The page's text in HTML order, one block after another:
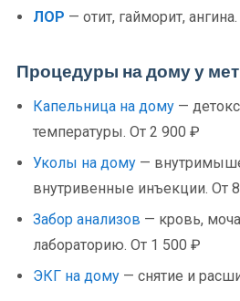
ЛОР — отит, гайморит,
Процедуры на дому у
Капельница на дому —
температуры. От 2 900 ₽
Уколы на дому —
внутривенные инъекции. От
Забор анализов — кровь,
лабораторию. От 1 500 ₽
ЭКГ на дому — снятие и